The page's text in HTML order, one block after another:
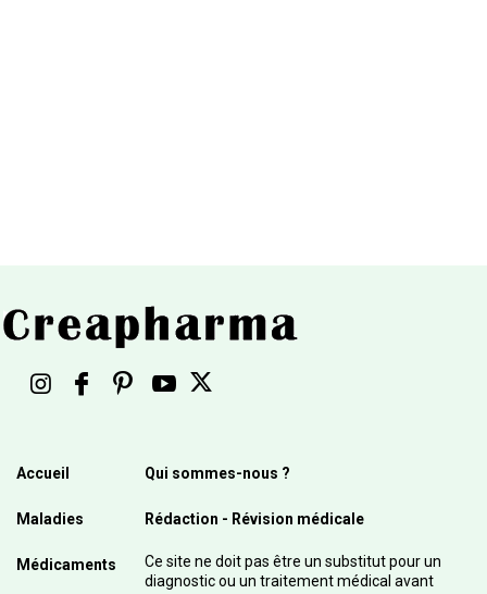
Accueil
Maladies
Médicaments
Qui sommes-nous ?
Rédaction - Révision médicale
Ce site ne doit pas être un substitut pour un
diagnostic ou un traitement médical avant